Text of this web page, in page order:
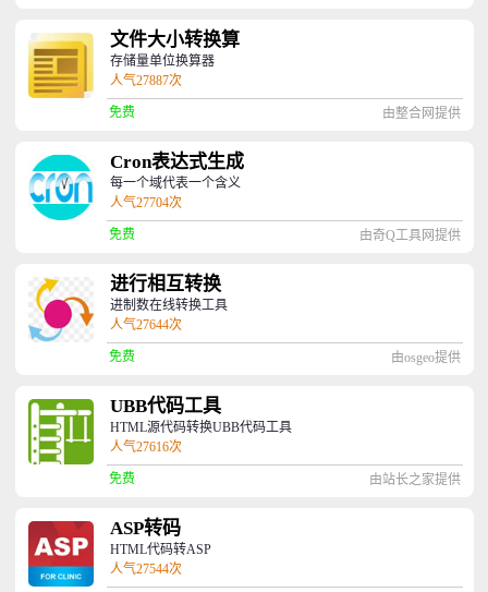
文件大小转换算
存储量单位换算器
人气27887次
免费 由整合网提供
Cron表达式生成
每一个域代表一个含义
人气27704次
免费 由奇Q工具网提供
进行相互转换
进制数在线转换工具
人气27644次
免费 由osgeo提供
UBB代码工具
HTML源代码转换UBB代码工具
人气27616次
免费 由站长之家提供
ASP转码
HTML代码转ASP
人气27544次